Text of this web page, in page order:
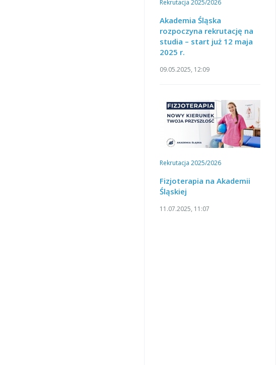
Rekrutacja 2025/2026
Akademia Śląska
rozpoczyna rekrutację na
studia – start już 12 maja
2025 r.
09.05.2025, 12:09
Rekrutacja 2025/2026
Fizjoterapia na Akademii
Śląskiej
11.07.2025, 11:07